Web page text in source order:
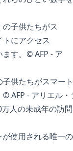
供たちがスマー
AFP - アリエル
人の未成年の訪
使用される唯一